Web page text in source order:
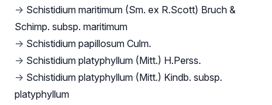
→ Schistidium maritimum (Sm. ex R.Scott) Bruch &
Schimp. subsp. maritimum
→ Schistidium papillosum Culm.
→ Schistidium platyphyllum (Mitt.) H.Perss.
→ Schistidium platyphyllum (Mitt.) Kindb. subsp.
platyphyllum